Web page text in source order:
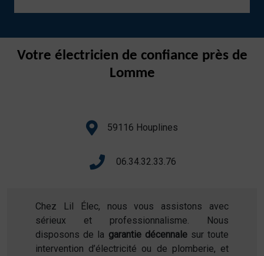
Votre électricien de confiance près de
Lomme
59116 Houplines
06.34.32.33.76
Chez Lil Élec, nous vous assistons avec
sérieux et professionnalisme. Nous
disposons de la garantie décennalesur toute
intervention d’électricité ou de plomberie, et